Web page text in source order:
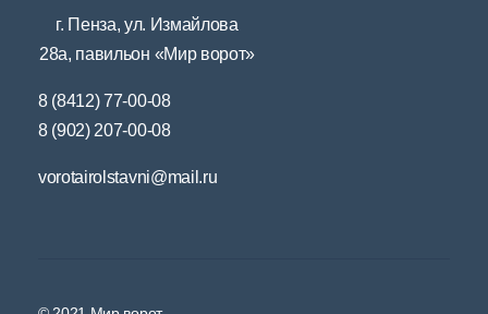
г. Пенза, ул. Измайлова
28а, павильон «Мир ворот»
8 (8412) 77-00-08
8 (902) 207-00-08
vorotairolstavni@mail.ru